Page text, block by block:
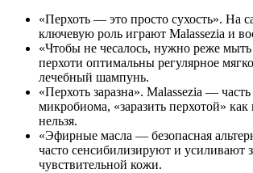
«Перхоть — это просто сухость». На
ключевую роль играют Malassezia и
«Чтобы не чесалось, нужно реже
перхоти оптимальны регулярное
лечебный шампунь.
«Перхоть заразна». Malassezia —
микробиома, «заразить перхотой»
нельзя.
«Эфирные масла — безопасная
часто сенсибилизируют и усиливают
чувствительной кожи.